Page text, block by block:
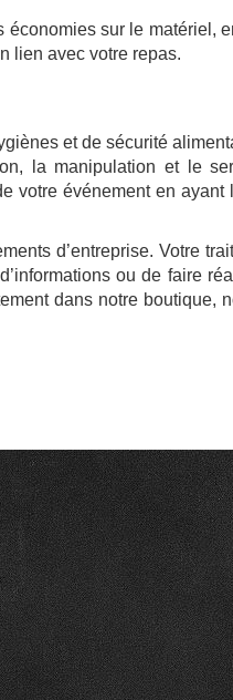
économies sur le matériel,
lien avec votre repas.
et de sécurité
la manipulation et le
votre événement en ayant
d’entreprise. Votre
ou de faire
dans notre boutique,